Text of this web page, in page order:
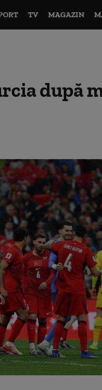
TV MAGAZIN
după